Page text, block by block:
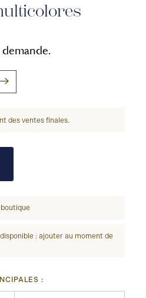
des ventes finales.
boutique
: ajouter au moment de
: